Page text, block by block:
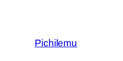
Pichilemu